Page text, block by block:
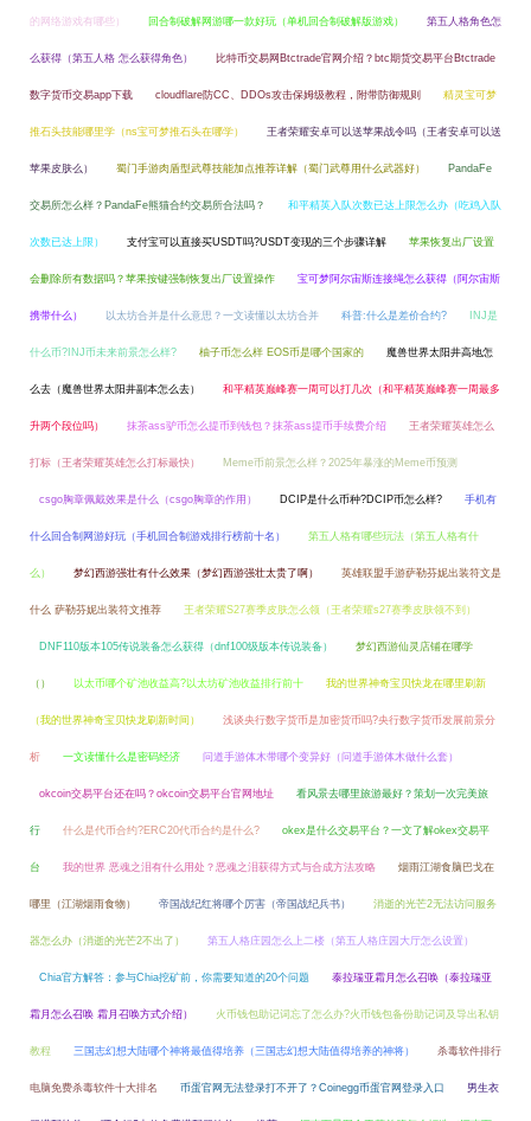
的网络游戏有哪些） 回合制破解网游哪一款好玩（单机回合制破解版游戏） 第五人格角色怎
么获得（第五人格 怎么获得角色） 比特币交易网Btctrade官网介绍？btc期货交易平台Btctrade
数字货币交易app下载 cloudflare防CC、DDOs攻击保姆级教程，附带防御规则 精灵宝可梦
推石头技能哪里学（ns宝可梦推石头在哪学） 王者荣耀安卓可以送苹果战令吗（王者安卓可以送
苹果皮肤么） 蜀门手游肉盾型武尊技能加点推荐详解（蜀门武尊用什么武器好） PandaFe
交易所怎么样？PandaFe熊猫合约交易所合法吗？ 和平精英入队次数已达上限怎么办（吃鸡入队
次数已达上限） 支付宝可以直接买USDT吗?USDT变现的三个步骤详解 苹果恢复出厂设置
会删除所有数据吗？苹果按键强制恢复出厂设置操作 宝可梦阿尔宙斯连接绳怎么获得（阿尔宙斯
携带什么） 以太坊合并是什么意思？一文读懂以太坊合并 科普:什么是差价合约? INJ是
什么币?INJ币未来前景怎么样? 柚子币怎么样 EOS币是哪个国家的 魔兽世界太阳井高地怎
么去（魔兽世界太阳井副本怎么去） 和平精英巅峰赛一周可以打几次（和平精英巅峰赛一周最多
升两个段位吗） 抹茶ass驴币怎么提币到钱包？抹茶ass提币手续费介绍 王者荣耀英雄怎么
打标（王者荣耀英雄怎么打标最快） Meme币前景怎么样？2025年暴涨的Meme币预测
csgo胸章佩戴效果是什么（csgo胸章的作用） DCIP是什么币种?DCIP币怎么样? 手机有
什么回合制网游好玩（手机回合制游戏排行榜前十名） 第五人格有哪些玩法（第五人格有什
么） 梦幻西游强壮有什么效果（梦幻西游强壮太贵了啊） 英雄联盟手游萨勒芬妮出装符文是
什么 萨勒芬妮出装符文推荐 王者荣耀S27赛季皮肤怎么领（王者荣耀s27赛季皮肤领不到）
DNF110版本105传说装备怎么获得（dnf100级版本传说装备） 梦幻西游仙灵店铺在哪学
（） 以太币哪个矿池收益高?以太坊矿池收益排行前十 我的世界神奇宝贝快龙在哪里刷新
（我的世界神奇宝贝快龙刷新时间） 浅谈央行数字货币是加密货币吗?央行数字货币发展前景分
析 一文读懂什么是密码经济 问道手游体木带哪个变异好（问道手游体木做什么套）
okcoin交易平台还在吗？okcoin交易平台官网地址 看风景去哪里旅游最好？策划一次完美旅
行 什么是代币合约?ERC20代币合约是什么? okex是什么交易平台？一文了解okex交易平
台 我的世界 恶魂之泪有什么用处？恶魂之泪获得方式与合成方法攻略 烟雨江湖食脑巴戈在
哪里（江湖烟雨食物） 帝国战纪红将哪个厉害（帝国战纪兵书） 消逝的光芒2无法访问服务
器怎么办（消逝的光芒2不出了） 第五人格庄园怎么上二楼（第五人格庄园大厅怎么设置）
Chia官方解答：参与Chia挖矿前，你需要知道的20个问题 泰拉瑞亚霜月怎么召唤（泰拉瑞亚
霜月怎么召唤 霜月召唤方式介绍） 火币钱包助记词忘了怎么办?火币钱包备份助记词及导出私钥
教程 三国志幻想大陆哪个神将最值得培养（三国志幻想大陆值得培养的神将） 杀毒软件排行
电脑免费杀毒软件十大排名 币蛋官网无法登录打不开了？Coinegg币蛋官网登录入口 男生衣